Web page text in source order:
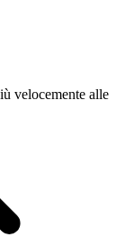
velocemente alle